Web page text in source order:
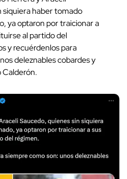
siquiera haber tomado
ya optaron por traicionar a
al partido del
y recuérdenlos para
deleznables cobardes y